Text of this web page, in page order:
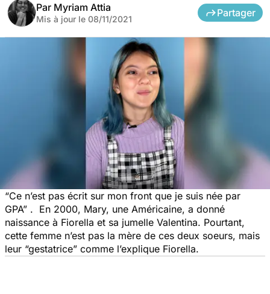
Par Myriam Attia
Mis à jour le 08/11/2021
Partager
“Ce n’est pas écrit sur mon front que je suis née par
GPA” . En 2000, Mary, une Américaine, a donné
naissance à Fiorella et sa jumelle Valentina. Pourtant,
cette femme n’est pas la mère de ces deux soeurs, mais
leur “gestatrice” comme l’explique Fiorella.